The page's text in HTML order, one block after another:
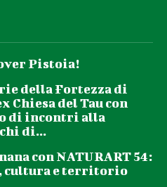
Pistoia!
della Fortezza di
Chiesa del Tau con
di incontri alla
di...
con NATURART 54:
cultura e territorio